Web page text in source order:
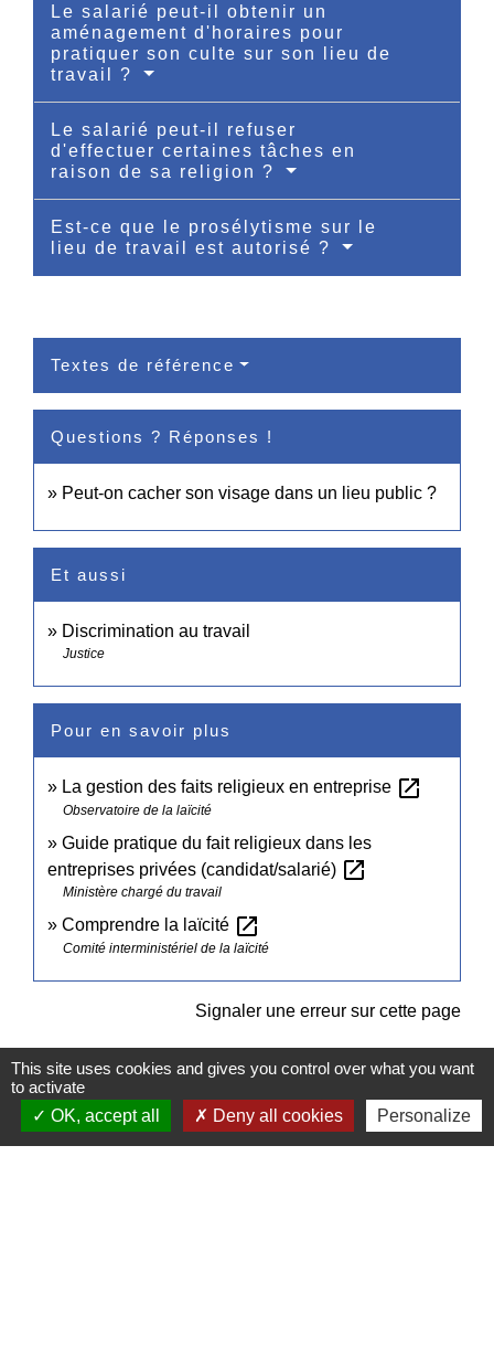
Le salarié peut-il obtenir un
aménagement d'horaires pour
pratiquer son culte sur son lieu de
travail ?
Le salarié peut-il refuser
d'effectuer certaines tâches en
raison de sa religion ?
Est-ce que le prosélytisme sur le
lieu de travail est autorisé ?
Textes de référence
Questions ? Réponses !
Peut-on cacher son visage dans un lieu public ?
Et aussi
Discrimination au travail
Justice
Pour en savoir plus
La gestion des faits religieux en entreprise open_in_new
Observatoire de la laïcité
Guide pratique du fait religieux dans les
entreprises privées (candidat/salarié) open_in_new
Ministère chargé du travail
Comprendre la laïcité open_in_new
Comité interministériel de la laïcité
Signaler une erreur sur cette page
This site uses cookies and gives you control over what you want
to activate
OK, accept all
Deny all cookies Personalize